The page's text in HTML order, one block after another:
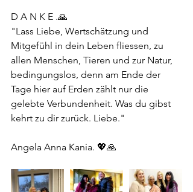
D A N K E .🙏
"Lass Liebe, Wertschätzung und
Mitgefühl in dein Leben fliessen, zu
allen Menschen, Tieren und zur Natur,
bedingungslos, denn am Ende der
Tage hier auf Erden zählt nur die
gelebte Verbundenheit. Was du gibst
kehrt zu dir zurück. Liebe."
Angela Anna Kania. 💖🙏